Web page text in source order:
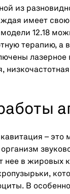
из
имеет
12.18
терапию, а
лазерное
– это
нее в жировых
В